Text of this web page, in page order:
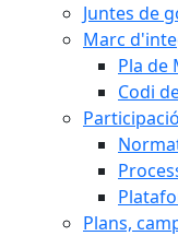
Juntes de
Marc
Pla de
Codi
Plans,